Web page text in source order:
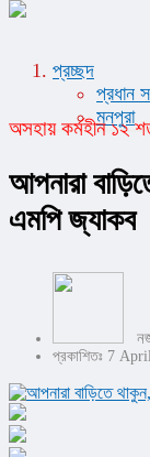
প্রচ্ছদ
প্রধান
মনপুরা
অসহায় কর্মহীন ১২
আপনারা
এমপি জ্যাকব
প্রকাশিতঃ 7